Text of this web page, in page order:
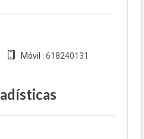
Móvil : 618240131